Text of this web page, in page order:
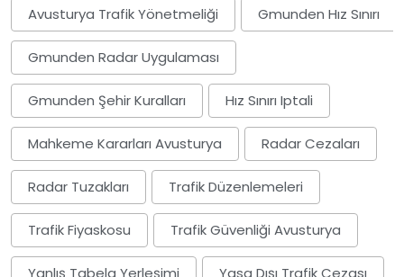
Avusturya Trafik Yönetmeliği Gmunden Hız Sınırı
Gmunden Radar Uygulaması
Gmunden Şehir Kuralları Hız Sınırı Iptali
Mahkeme Kararları Avusturya Radar Cezaları
Radar Tuzakları Trafik Düzenlemeleri
Trafik Fiyaskosu Trafik Güvenliği Avusturya
Yanlış Tabela Yerleşimi Yasa Dışı Trafik Cezası